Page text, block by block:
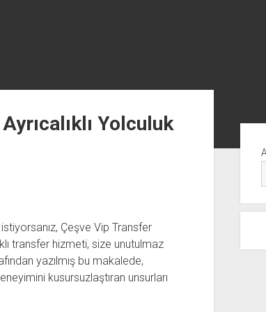
Yolculuk
Çeşve Vip Transfer
transfer hizmeti, size unutulmaz
yazılmış bu makalede,
kusursuzlaştıran unsurları